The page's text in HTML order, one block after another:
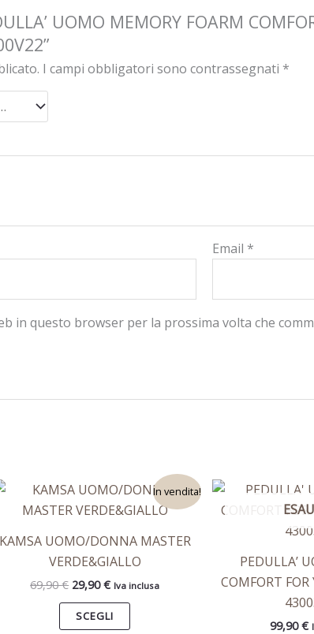
UOMO MEMORY FOARM
I campi obbligatori sono contrassegnati *
Email *
in questo browser per la prossima volta che
In vendita!
KAMSA UOMO/DONNA MASTER
VERDE&GIALLO
69,90€
Il
prezzo
originale
69,90 €.
29,90€
Il
prezzo
attuale
29,90 €.
Iva inclusa
SCEGLI
Questo
prodotto
più
varianti.
Le
PEDULLA’
COMFORT FOR
99,90€